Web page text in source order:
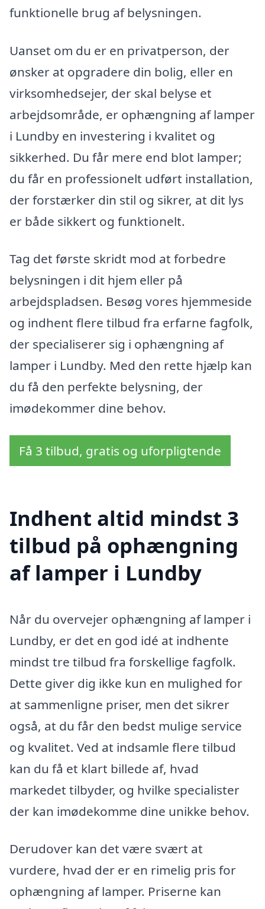
funktionelle brug af belysningen.
Uanset om du er en privatperson, der
ønsker at opgradere din bolig, eller en
virksomhedsejer, der skal belyse et
arbejdsområde, er ophængning af lamper
i Lundby en investering i kvalitet og
sikkerhed. Du får mere end blot lamper;
du får en professionelt udført installation,
der forstærker din stil og sikrer, at dit lys
er både sikkert og funktionelt.
Tag det første skridt mod at forbedre
belysningen i dit hjem eller på
arbejdspladsen. Besøg vores hjemmeside
og indhent flere tilbud fra erfarne fagfolk,
der specialiserer sig i ophængning af
lamper i Lundby. Med den rette hjælp kan
du få den perfekte belysning, der
imødekommer dine behov.
Få 3 tilbud, gratis og uforpligtende
Indhent altid mindst 3
tilbud på ophængning
af lamper i Lundby
Når du overvejer ophængning af lamper i
Lundby, er det en god idé at indhente
mindst tre tilbud fra forskellige fagfolk.
Dette giver dig ikke kun en mulighed for
at sammenligne priser, men det sikrer
også, at du får den bedst mulige service
og kvalitet. Ved at indsamle flere tilbud
kan du få et klart billede af, hvad
markedet tilbyder, og hvilke specialister
der kan imødekomme dine unikke behov.
Derudover kan det være svært at
vurdere, hvad der er en rimelig pris for
ophængning af lamper. Priserne kan